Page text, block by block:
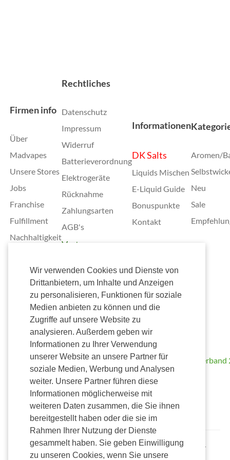
Wir verwenden Cookies und Dienste von
Drittanbietern, um Inhalte und Anzeigen
zu personalisieren, Funktionen für soziale
Medien anbieten zu können und die
Zugriffe auf unsere Website zu
analysieren. Außerdem geben wir
Informationen zu Ihrer Verwendung
unserer Website an unsere Partner für
soziale Medien, Werbung und Analysen
weiter. Unsere Partner führen diese
Informationen möglicherweise mit
weiteren Daten zusammen, die Sie ihnen
bereitgestellt haben oder die sie im
Rahmen Ihrer Nutzung der Dienste
gesammelt haben. Sie geben Einwilligung
zu unseren Cookies, wenn Sie unsere
Firmen info
Über
Madvapes
Unsere Stores
Jobs
Franchise
Fulfillment
Nachhaltigkeit
Rechtliches
Datenschutz
Impressum
Widerruf
Batterieverordnung
Elektrogeräte
Rücknahme
Zahlungsarten
AGB's
Vertrag
Informationen
DK Salts
Liquids Mischen
E-Liquid Guide
Bonuspunkte
Kontakt
Aromen/
Neu
Sale
Zahlung
Versand
Kostenlose
Lieferung
ab 50,00€
Versendung nur
innerhalb
Deutschlands mit
Alterssichtprüfung
unterstützen
Alle Preise inkl. gesetzl. Mehrwertsteuer zzgl. Versandkosten und ggf.
Nachnahmegebühren, wenn nicht anders beschrieben.